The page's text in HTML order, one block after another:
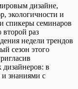
дизайне,
экологичности и
спикеры семинаров
раз
недели трендов
сезон этого
в
и знаниями с